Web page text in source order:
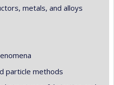
metals, and alloys
particle methods